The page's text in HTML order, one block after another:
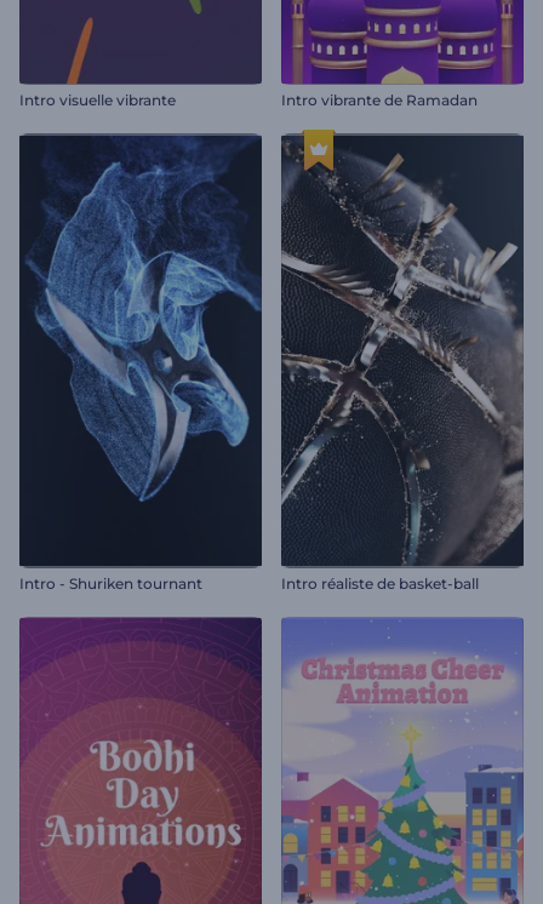
Intro visuelle vibrante Intro vibrante de Ramadan
Intro - Shuriken tournant Intro réaliste de basket-ball